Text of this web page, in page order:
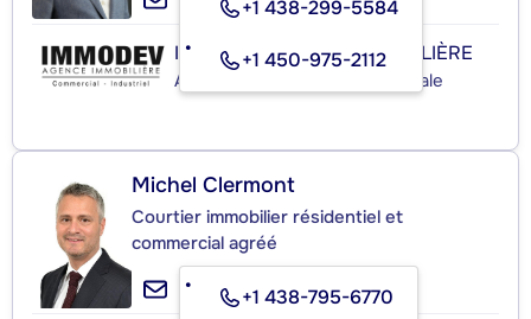
+1 438-299-5584
+1 450-975-2112
IMMODEV AGENCE IMMOBILIÈRE
Agence immobilière commerciale
Michel Clermont
Courtier immobilier résidentiel et
commercial agréé
+1 438-795-6770